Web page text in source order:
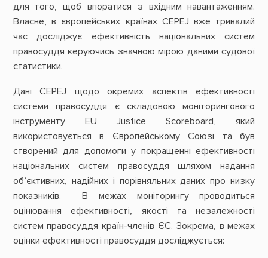
для того, щоб впоратися з вхідним навантаженням.
Власне, в європейських країнах CEPEJ вже тривалий
час досліджує ефективність національних систем
правосуддя керуючись значною мірою даними судової
статистики.
Дані CEPEJ щодо окремих аспектів ефективності
системи правосуддя є складовою моніторингового
інструменту EU Justice Scoreboard, який
використовується в Європейському Союзі та був
створений для допомоги у покращенні ефективності
національних систем правосуддя шляхом надання
об’єктивних, надійних і порівняльних даних про низку
показників. В межах моніторингу проводиться
оцінювання ефективності, якості та незалежності
систем правосуддя країн-членів ЄС. Зокрема, в межах
оцінки ефективності правосуддя досліджується: